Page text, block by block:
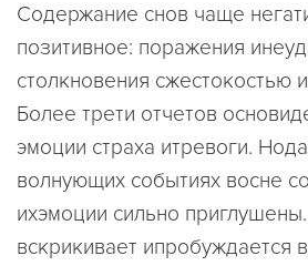
Содержание снов чаще
позитивное: поражения
столкновения сжестокостью
Более трети отчетов
эмоции страха итревоги.
волнующих событиях восне
ихэмоции сильно
вскрикивает ипробуждается